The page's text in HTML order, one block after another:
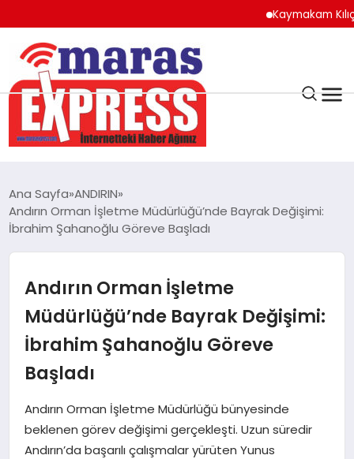
Kaymakam
K.MARAŞ
ANDIRIN
AFŞİN
BİZE ULAŞIN
TÜRKOĞLU
Ana Sayfa ANDIRIN
Andırın Orman İşletme Müdürlüğü’nde Bayrak Değişimi:
İbrahim Şahanoğlu Göreve Başladı
Andırın Orman İşletme
Müdürlüğü’nde Bayrak Değişimi:
İbrahim Şahanoğlu Göreve
Başladı
Andırın Orman İşletme Müdürlüğü bünyesinde
beklenen görev değişimi gerçekleşti. Uzun süredir
Andırın’da başarılı çalışmalar yürüten Yunus